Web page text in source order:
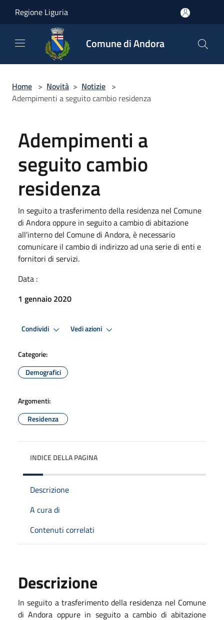
Regione Liguria
Comune di Andora
Home > Novità > Notizie >
Adempimenti a seguito cambio residenza
Adempimenti a
seguito cambio
residenza
In seguito a trasferimento della residenza nel Comune
di Andora oppure in seguito a cambio di abitazione
all'interno del Comune di Andora, è necessario
comunicare il cambio di indirizzo ad una serie di enti e
fornitori di servizi.
Data :
1 gennaio 2020
Condividi Vedi azioni
Categorie:
Demografici
Argomenti:
Residenza
INDICE DELLA PAGINA
Descrizione
A cura di
Contenuti correlati
Descrizione
In seguito a trasferimento della residenza nel Comune
di Andora oppure in seguito a cambio di abitazione